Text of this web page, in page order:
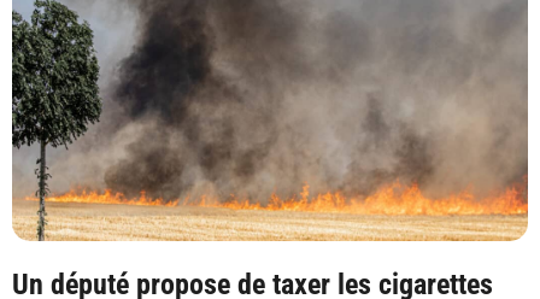
Un député propose de taxer les cigarettes